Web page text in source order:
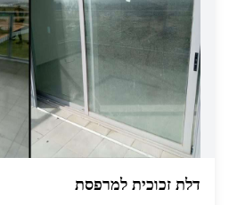
דלת זכוכית למרפסת